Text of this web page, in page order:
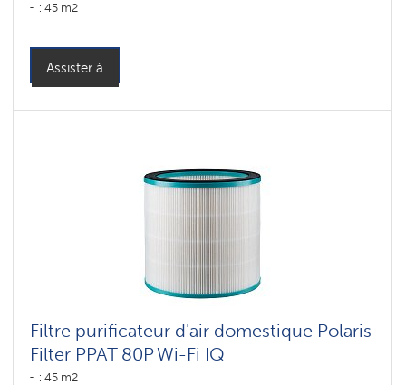
: 45 m2
Assister à
Filtre purificateur d'air domestique Polaris
Filter PPAT 80P Wi-Fi IQ
: 45 m2